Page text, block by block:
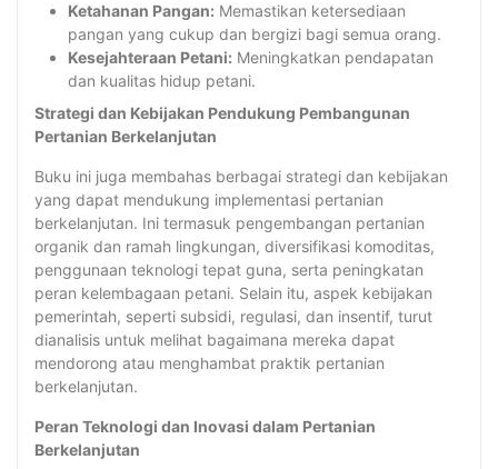
Ketahanan Pangan: Memastikan ketersediaan
pangan yang cukup dan bergizi bagi semua orang.
Kesejahteraan Petani: Meningkatkan pendapatan
dan kualitas hidup petani.
Strategi dan Kebijakan Pendukung Pembangunan
Pertanian Berkelanjutan
Buku ini juga membahas berbagai strategi dan kebijakan
yang dapat mendukung implementasi pertanian
berkelanjutan. Ini termasuk pengembangan pertanian
organik dan ramah lingkungan, diversifikasi komoditas,
penggunaan teknologi tepat guna, serta peningkatan
peran kelembagaan petani. Selain itu, aspek kebijakan
pemerintah, seperti subsidi, regulasi, dan insentif, turut
dianalisis untuk melihat bagaimana mereka dapat
mendorong atau menghambat praktik pertanian
berkelanjutan.
Peran Teknologi dan Inovasi dalam Pertanian
Berkelanjutan